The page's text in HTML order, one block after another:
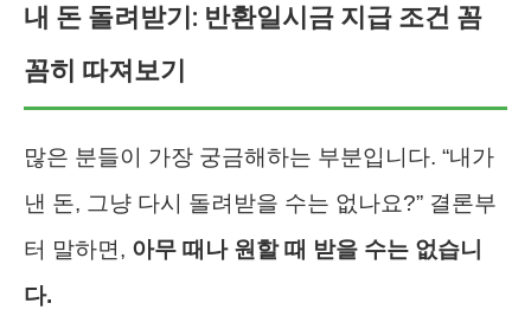
내 돈 돌려받기: 반환일시금 지급 조건 꼼
꼼히 따져보기
많은 분들이 가장 궁금해하는 부분입니다. “내가
낸 돈, 그냥 다시 돌려받을 수는 없나요?” 결론부
터 말하면, 아무 때나 원할 때 받을 수는 없습니
다.